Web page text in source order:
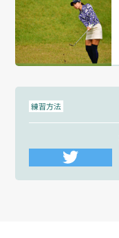
練習方法